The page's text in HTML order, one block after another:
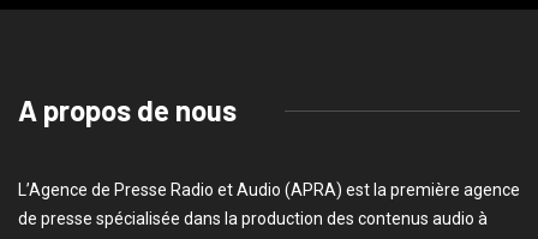
A propos de nous
L’Agence de Presse Radio et Audio (APRA) est la première agence
de presse spécialisée dans la production des contenus audio à